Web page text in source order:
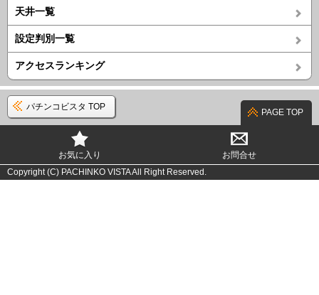
天井一覧
設定判別一覧
アクセスランキング
パチンコビスタ TOP
PAGE TOP
お気に入り
お問合せ
Copyright (C) PACHINKO VISTA All Right Reserved.